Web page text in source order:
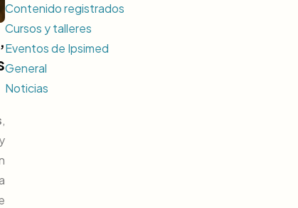
,
Contenido registrados
Cursos y talleres
Eventos de Ipsimed
General
Noticias